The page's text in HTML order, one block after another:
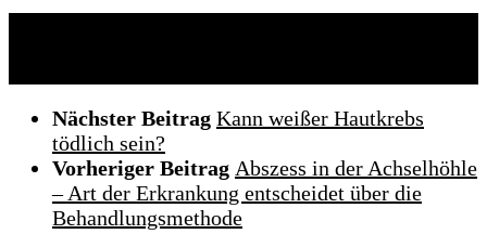
Nächster Beitrag Kann weißer Hautkrebs
tödlich sein?
Vorheriger Beitrag Abszess in der Achselhöhle
– Art der Erkrankung entscheidet über die
Behandlungsmethode